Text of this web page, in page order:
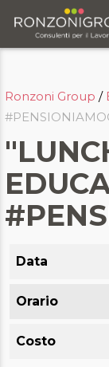
Servizi
Eventi
Ricerca e
Ronzoni Group /
Data
Orario
Costo